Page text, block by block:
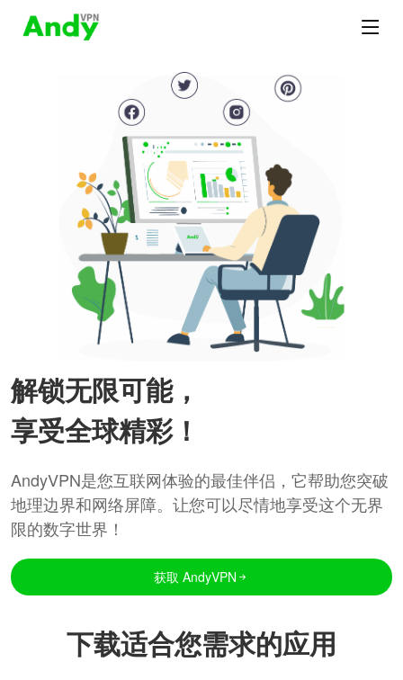
解锁无限可能，
享受全球精彩！
AndyVPN是您互联网体验的最佳伴侣，它帮助您突破
地理边界和网络屏障。让您可以尽情地享受这个无界
限的数字世界！
获取 AndyVPN
下载适合您需求的应用